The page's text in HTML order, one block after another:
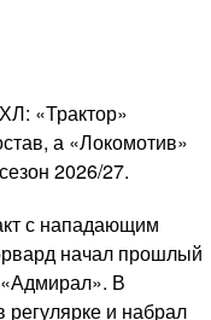
«Трактор»
а «Локомотив»
2026/27.
с нападающим
начал прошлый
В
и набрал